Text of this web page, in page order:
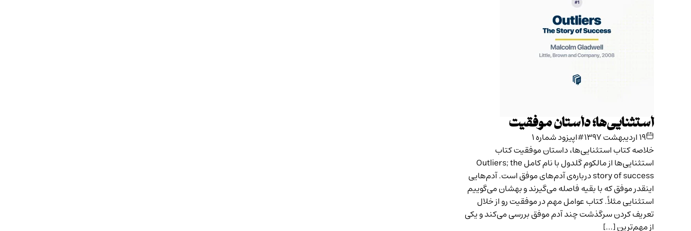
استثنایی‌ها؛ داستان موفقیت
۱۹ اردیبهشت ۱۳۹۷
#اپیزود شماره ۱
خلاصه کتاب استثنایی‌ها، داستان موفقیت کتاب
استثنایی‌ها از مالکوم گلدول با نام کامل Outliers; the
story of success درباره‌ی آدم‌های موفق است. آدم‌هایی
اینقدر موفق که با بقیه فاصله می‌گیرند و بهشان می‌گوییم
استثنایی مثلاً. کتاب عوامل مهم در موفقیت رو از خلال
تعریف کردن سرگذشت چند آدم موفق بررسی می‌کند و یکی
از مهم‌ترین […]